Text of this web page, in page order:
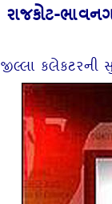
રાજકોટ-
જીલ્લા કલેકટરની